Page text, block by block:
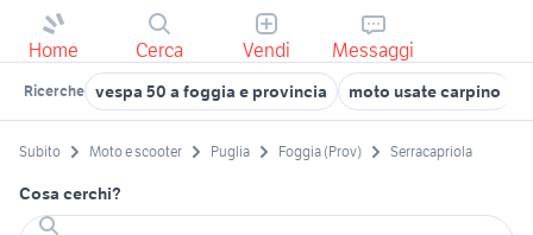
Home Cerca Vendi Messaggi
Ricerche vespa 50 a foggia e provincia moto usate carpino
Subito Moto e scooter Puglia Foggia (Prov) Serracapriola
Cosa cerchi?